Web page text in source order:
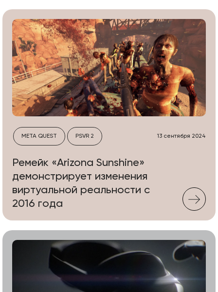
META QUEST PSVR 2 13 сентября 2024
Ремейк «Arizona Sunshine»
демонстрирует изменения
виртуальной реальности с
2016 года